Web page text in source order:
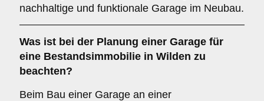
nachhaltige und funktionale Garage im Neubau.
Was ist bei der Planung einer Garage für
eine Bestandsimmobilie in Wilden zu
beachten?
Beim Bau einer Garage an einer